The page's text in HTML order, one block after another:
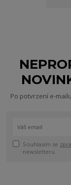
Po potvrzení e-
Souhlasím se
newsletteru.